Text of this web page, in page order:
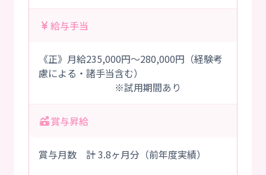
給与手当
《正》月給235,000円～280,000円（経験考
慮による・諸手当含む）
※試用期間あり
賞与昇給
賞与月数 計 3.8ヶ月分（前年度実績）